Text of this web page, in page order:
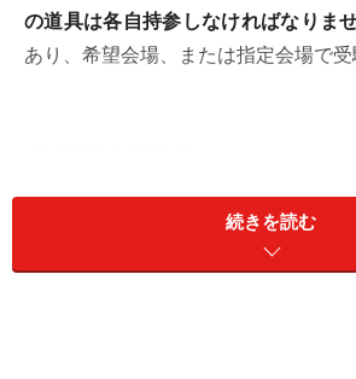
の道具は各自持参しなければなりま
あり、希望会場、または指定会場で受
「カラーコーディネーター検定試験
所を中心に各地商工会議所が連携し
続きを読む